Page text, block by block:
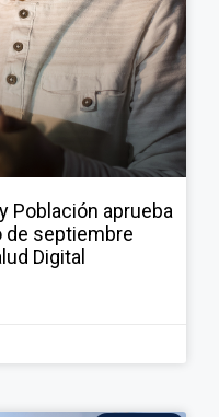
Población aprueba
de septiembre
Digital